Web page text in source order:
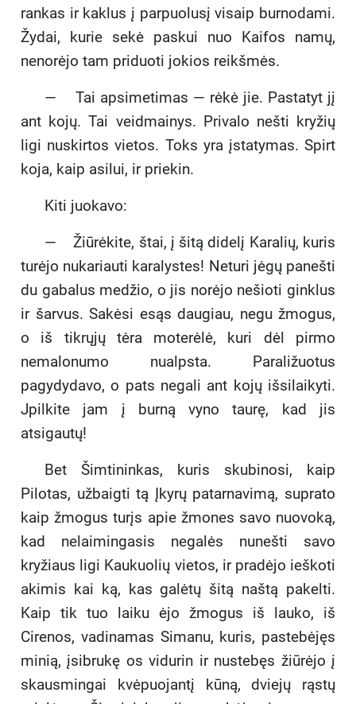
rankas ir kaklus į parpuolusį visaip burnodami.
Žydai, kurie sekė paskui nuo Kaifos namų,
nenorėjo tam priduoti jokios reikšmės.
— Tai apsimetimas — rėkė jie. Pastatyt jį
ant kojų. Tai veidmainys. Privalo nešti kryžių
ligi nuskirtos vietos. Toks yra įstatymas. Spirt
koja, kaip asilui, ir priekin.
Kiti juokavo:
— Žiūrėkite, štai, į šitą didelį Karalių, kuris
turėjo nukariauti karalystes! Neturi jėgų panešti
du gabalus medžio, o jis norėjo nešioti ginklus
ir šarvus. Sakėsi esąs daugiau, negu žmogus,
o iš tikrųjų tėra moterėlė, kuri dėl pirmo
nemalonumo nualpsta. Paraližuotus
pagydydavo, o pats negali ant kojų išsilaikyti.
Jpilkite jam į burną vyno taurę, kad jis
atsigautų!
Bet Šimtininkas, kuris skubinosi, kaip
Pilotas, užbaigti tą Įkyrų patarnavimą, suprato
kaip žmogus turįs apie žmones savo nuovoką,
kad nelaimingasis negalės nunešti savo
kryžiaus ligi Kaukuolių vietos, ir pradėjo ieškoti
akimis kai ką, kas galėtų šitą naštą pakelti.
Kaip tik tuo laiku ėjo žmogus iš lauko, iš
Cirenos, vadinamas Simanu, kuris, pastebėjęs
minią, įsibrukę os vidurin ir nustebęs žiūrėjo į
skausmingai kvėpuojantį kūną, dviejų rąstų